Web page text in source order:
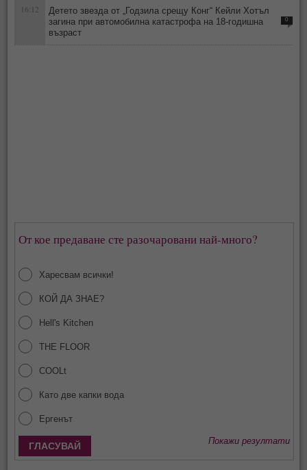
16:12
Детето звезда от „Годзила срещу Конг“ Кейли Хотъл
загина при автомобилна катастрофа на 18-годишна
възраст
0
От кое предаване сте разочаровани най-много?
Харесвам всички!
КОЙ ДА ЗНАЕ?
Hell's Kitchen
THE FLOOR
COOLt
Като две капки вода
Ергенът
Покажи резултати